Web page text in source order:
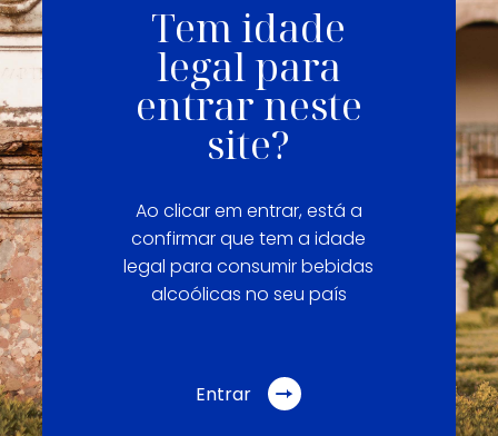
Tem idade
legal para
entrar neste
site?
Ao clicar em entrar, está a
confirmar que tem a idade
legal para consumir bebidas
alcoólicas no seu país
Entrar